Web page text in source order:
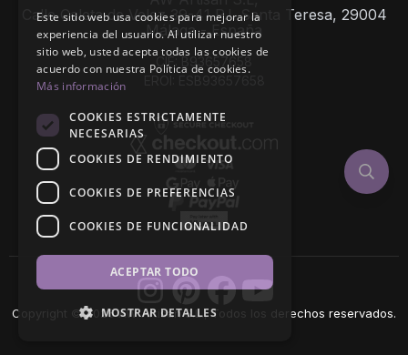
Calle Caleta de Velez 39-41 P.I. Santa Teresa, 29004
Málaga - España
CIF: B93657658
Copyright © 2026 AW Artisan S.L., Todos los derechos reservados.
Este sitio web usa cookies para mejorar la
experiencia del usuario. Al utilizar nuestro
sitio web, usted acepta todas las cookies de
acuerdo con nuestra Política de cookies.
Más información
COOKIES ESTRICTAMENTE
NECESARIAS
COOKIES DE RENDIMIENTO
COOKIES DE PREFERENCIAS
COOKIES DE FUNCIONALIDAD
ACEPTAR TODO
MOSTRAR DETALLES